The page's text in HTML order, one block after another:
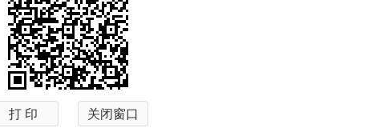
打 印 关闭窗口